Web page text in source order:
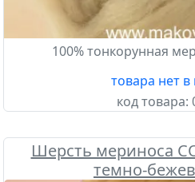
100% тонкорунная
товара нет
код товара:
Шерсть мериноса
темно-